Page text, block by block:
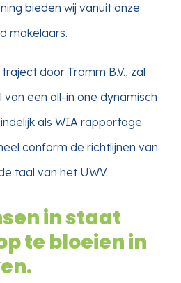
bieden wij vanuit onze
makelaars.
door Tramm B.V., zal
een all-in one dynamisch
als WIA rapportage
conform de richtlijnen van
taal van het UWV.
in staat
te bloeien in